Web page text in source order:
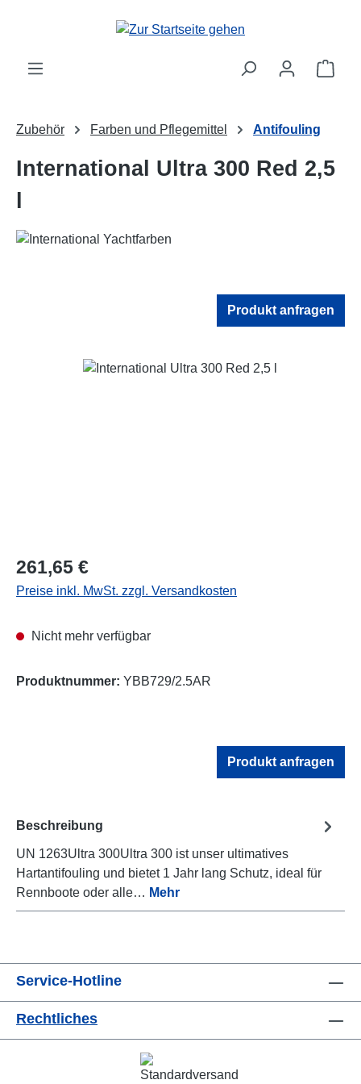
Zum Hauptinhalt springen
Zubehör Farben und Pflegemittel Antifouling
International Ultra 300 Red 2,5
Produkt anfragen
Bildergalerie überspringen
Regulärer Preis:
261,65 €
Preise inkl. MwSt. zzgl. Versandkosten
Nicht mehr verfügbar
Produktnummer: YBB729/2.5AR
Produkt anfragen
Beschreibung
UN 1263Ultra 300Ultra 300 ist unser ultimatives
Hartantifouling und bietet 1 Jahr lang Schutz, ideal für
Rennboote oder alle… Mehr
Service-Hotline
Rechtliches